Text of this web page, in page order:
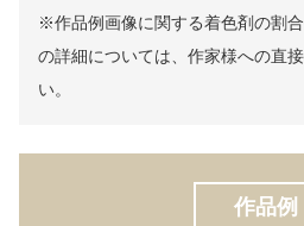
※作品例画像に関する着色剤の割
の詳細については、作家様への直
い。
作品例